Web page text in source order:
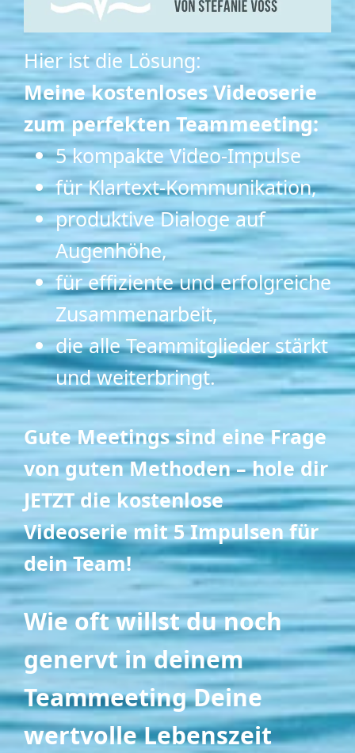
Hier ist die Lösung:
Meine kostenloses Videoserie
zum perfekten Teammeeting:
5 kompakte Video-Impulse
für Klartext-Kommunikation,
produktive Dialoge auf
Augenhöhe,
für effiziente und erfolgreiche
Zusammenarbeit,
die alle Teammitglieder stärkt
und weiterbringt.
Gute Meetings sind eine Frage
von guten Methoden – hole dir
JETZT die kostenlose
Videoserie mit 5 Impulsen für
dein Team!
Wie oft willst du noch
genervt in deinem
Teammeeting Deine
wertvolle Lebenszeit